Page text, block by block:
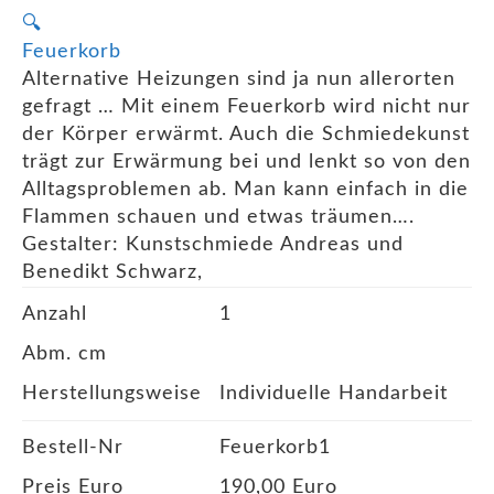
🔍
Feuerkorb
Alternative Heizungen sind ja nun allerorten
gefragt … Mit einem Feuerkorb wird nicht nur
der Körper erwärmt. Auch die Schmiedekunst
trägt zur Erwärmung bei und lenkt so von den
Alltagsproblemen ab. Man kann einfach in die
Flammen schauen und etwas träumen….
Gestalter: Kunstschmiede Andreas und
Benedikt Schwarz,
Anzahl
Abm. cm
Herstellungsweise
1
Individuelle Handarbeit
Bestell-Nr
Preis Euro
Feuerkorb1
190,00 Euro